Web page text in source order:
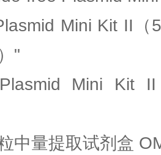
Mini Kit II
"
Plasmid Mini Kit
中量提取试剂盒